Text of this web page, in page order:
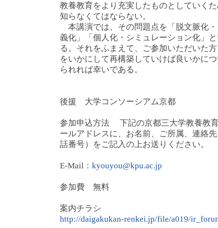
教養教育をより充実したものとしていく
知らなくてはならない。
本講演では、その問題点を「脱文脈化
義化」「個人化・シミュレーション化」
る。それをふまえて、ご参加いただいた
をいかにして再構築していけば良いかに
られれば幸いである。
後援 大学コンソーシアム京都
参加申込方法 下記の京都三大学教養教
ールアドレスに、お名前、ご所属、連絡
話番号）をご記入の上お送りください。
E-Mail： kyouyou@kpu.ac.jp
参加費 無料
案内チラシ
http://daigakukan-renkei.jp/file/a019/